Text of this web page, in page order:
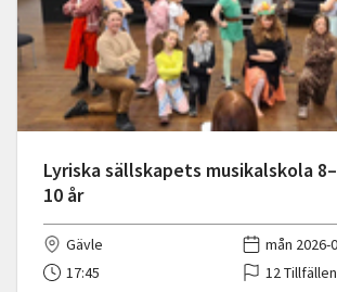
Lyriska sällskapets musikalskola 8–
10 år
Gävle
mån 2026-
17:45
12 Tillfällen